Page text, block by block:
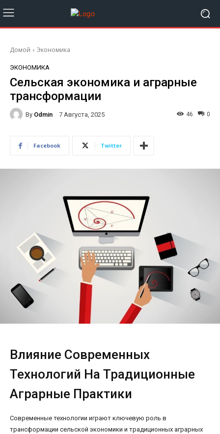
Домой Экономика
ЭКОНОМИКА
Сельская экономика и аграрные
трансформации
By Odmin 7 Августа, 2025 0
46
Facebook Twitter
Влияние Современных
Технологий На Традиционные
Аграрные Практики
Современные технологии играют ключевую роль в
трансформации сельской экономики и традиционных аграрных